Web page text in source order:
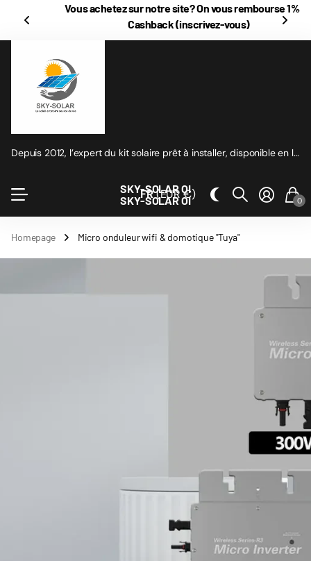
Vous achetez sur notre site? On vous rembourse1% en
Cashback(inscrivez-vous)
Depuis 2012, l’expert du kit solaire prêt à installer, disponible en ligne
SKY-SOLAR OI
SKY-SOLAR OI
FR(EUR €) 0
Homepage Micro onduleur wifi & domotique "Tuya"